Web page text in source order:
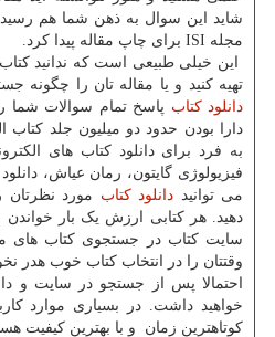
شاید این سوال به ذهن شما هم
مجله ISI برای چاپ مقاله پیدا کرد
این خیلی طبیعی است که ندانید
تهیه کنید و یا مقاله تان را چگونه
دانلود کتاب پاسخ تمام سوالات شما
دارا بودن حدود دو میلیون جلد
به فرد برای دانلود کتاب های
فیزیولوژی گایتون، رمان عیاش،
می توانید دانلود كتاب مورد نظرتان
دهید. هر کتابی ارزش یک بار
سایت کتاب در جستجوی کتاب های
وقتتان را در انتخاب کتاب خوب هدر
احتمالا پس از جستجو در سایت و
خواهید داشت. در بسیاری موارد
کوتاهترین زمان و با بهترین